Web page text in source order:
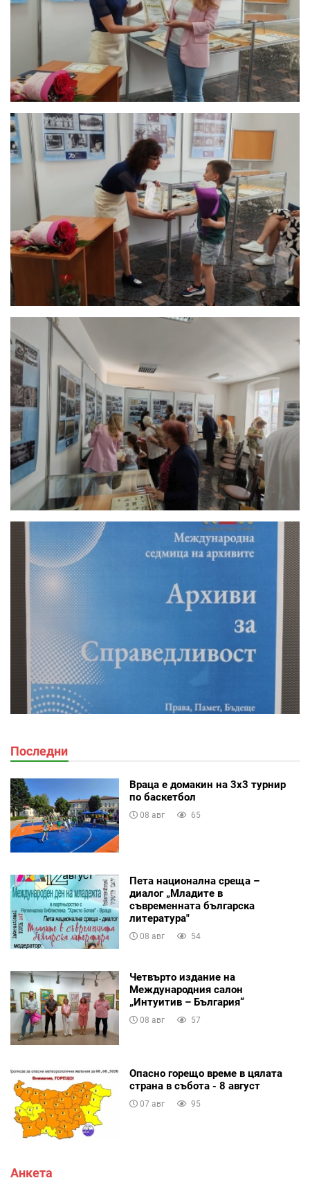
Последни
Враца е домакин на 3х3 турнир
по баскетбол
08 авг 65
Пета национална среща –
диалог „Младите в
съвременната българска
литература"
08 авг 54
Четвърто издание на
Международния салон
„Интуитив – България“
08 авг 57
Опасно горещо време в цялата
страна в събота - 8 август
07 авг 95
Анкета